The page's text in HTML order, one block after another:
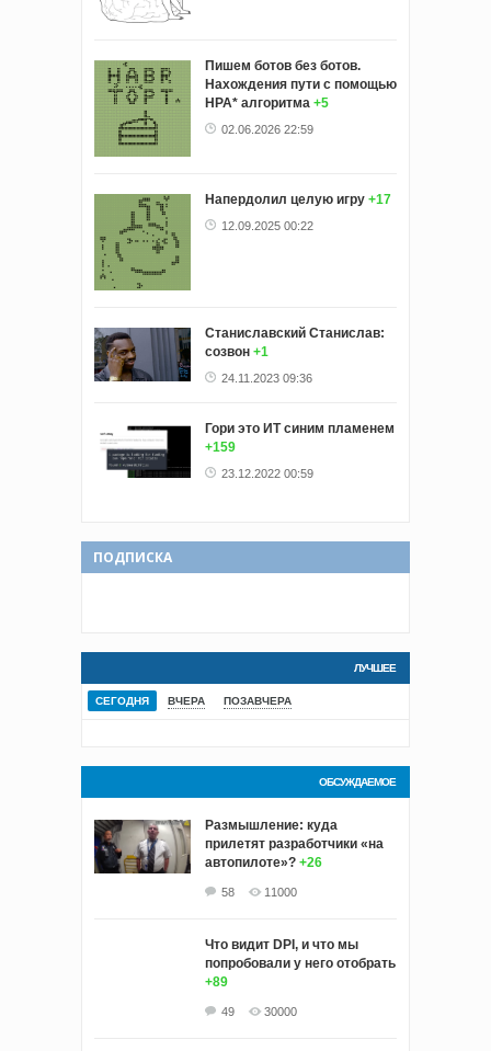
Пишем ботов без ботов.
Нахождения пути с помощью
HPA* алгоритма +5
02.06.2026 22:59
Напердолил целую игру +17
12.09.2025 00:22
Станиславский Станислав:
созвон +1
24.11.2023 09:36
Гори это ИТ синим пламенем
+159
23.12.2022 00:59
ПОДПИСКА
ЛУЧШЕЕ
СЕГОДНЯ ВЧЕРА ПОЗАВЧЕРА
ОБСУЖДАЕМОЕ
Размышление: куда
прилетят разработчики «на
автопилоте»? +26
58 11000
Что видит DPI, и что мы
попробовали у него отобрать
+89
49 30000